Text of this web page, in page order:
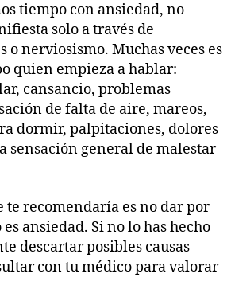
tiempo con ansiedad, no
solo a través de
o nerviosismo. Muchas veces es
quien empieza a hablar:
cansancio, problemas
de falta de aire, mareos,
dormir, palpitaciones, dolores
sensación general de malestar
te recomendaría es no dar por
ansiedad. Si no lo has hecho
descartar posibles causas
con tu médico para valorar